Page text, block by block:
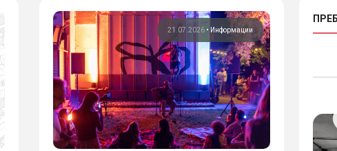
21.07.2026• Информации